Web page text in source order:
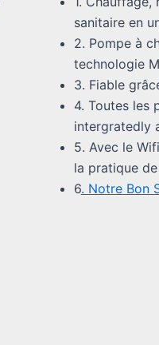
sanitaire en
2. Pompe à
technologie
3. Fiable
4. Toutes les
intergratedly
5. Avec le
la pratique
6. Notre Bon